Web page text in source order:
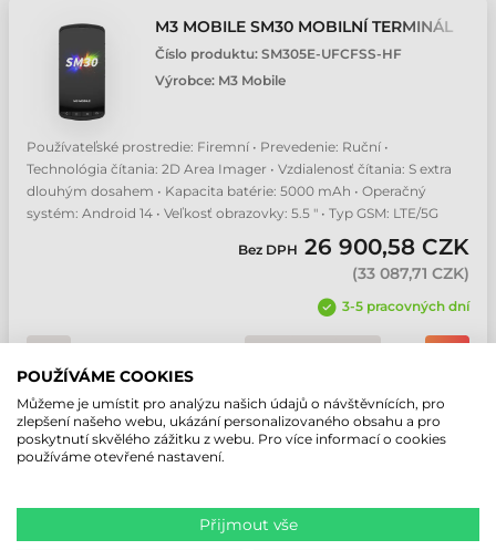
M3 MOBILE SM30 MOBILNÍ TERMINÁL
Číslo produktu: SM305E-UFCFSS-HF
Výrobce: M3 Mobile
Používateľské prostredie: Firemní • Prevedenie: Ruční •
Technológia čítania: 2D Area Imager • Vzdialenosť čítania: S extra
dlouhým dosahem • Kapacita batérie: 5000 mAh • Operačný
systém: Android 14 • Veľkosť obrazovky: 5.5 " • Typ GSM: LTE/5G
Bez DPH 26 900,58 CZK
(33 087,71 CZK)
3-5 pracovných dní
M3 MOBILE SM30 MOBILNÍ TERMINÁL
POUŽÍVÁME COOKIES
Můžeme je umístit pro analýzu našich údajů o návštěvnících, pro
zlepšení našeho webu, ukázání personalizovaného obsahu a pro
poskytnutí skvělého zážitku z webu. Pro více informací o cookies
používáme otevřené nastavení.
Přijmout vše